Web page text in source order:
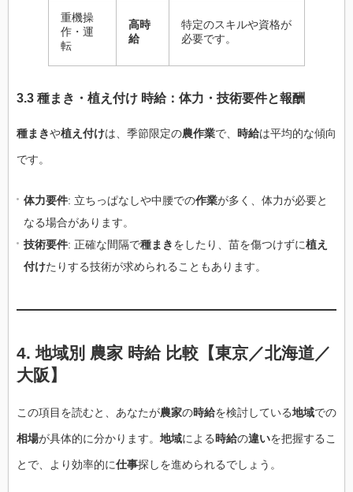
重機操
作・運
転
高時
給
特定のスキルや資格が
必要です。
3.3 種まき・植え付け 時給：体力・技術要件と報酬
種まきや植え付けは、季節限定の農作業で、 時給は平均的な傾向
です。
体力要件: 立ちっぱなしや中腰での作業が多く、体力が必要と
なる場合があります。
技術要件: 正確な間隔で種まきをしたり、苗を傷つけずに植え
付けたりする技術が求められることもあります。
4. 地域別 農家 時給 比較【東京／北海道／
大阪】
この項目を読むと、あなたが農家の時給を検討している地域での
相場が具体的に分かります。 地域による時給の違いを把握するこ
とで、より効率的に仕事探しを進められるでしょう。